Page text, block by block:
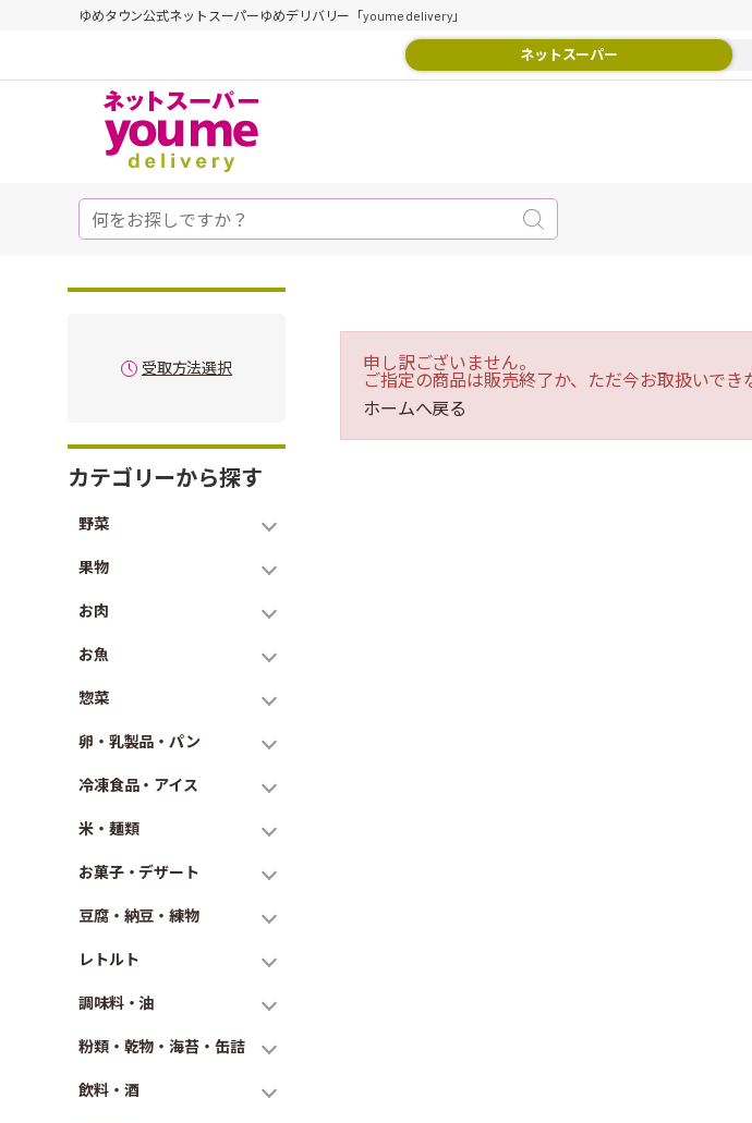
ゆめタウン公式ネットスーパーゆめデリバリー「youme delivery」
ネットスーパー
受取方法選択
カテゴリーから探す
野菜
果物
お肉
お魚
惣菜
卵・乳製品・パン
冷凍食品・アイス
米・麺類
お菓子・デザート
豆腐・納豆・練物
レトルト
調味料・油
粉類・乾物・海苔・缶詰
飲料・酒
申し訳ございません。
ご指定の商品は販売終了か、ただ今お取扱いでき
ホームへ戻る